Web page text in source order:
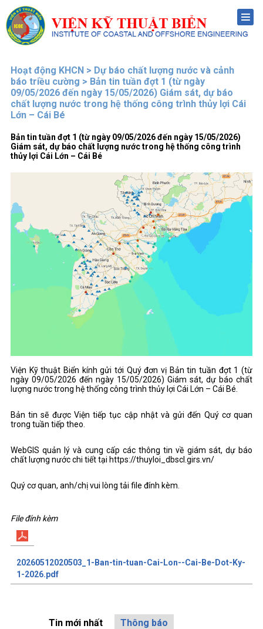
Menu
Hoạt động KHCN > Dự báo chất lượng nước và cảnh
báo triều cường > Bản tin tuần đợt 1 (từ ngày
09/05/2026 đến ngày 15/05/2026) Giám sát, dự báo
chất lượng nước trong hệ thống công trình thủy lợi Cái
Lớn – Cái Bé
Bản tin tuần đợt 1 (từ ngày 09/05/2026 đến ngày 15/05/2026)
Giám sát, dự báo chất lượng nước trong hệ thống công trình
thủy lợi Cái Lớn – Cái Bé
Viện Kỹ thuật Biển kính gửi tới Quý đơn vị Bản tin tuần đợt 1 (từ
ngày 09/05/2026 đến ngày 15/05/2026) Giám sát, dự báo chất
lượng nước trong hệ thống công trình thủy lợi Cái Lớn – Cái Bé.
Bản tin sẽ được Viện tiếp tục cập nhật và gửi đến Quý cơ quan
trong tuần tiếp theo.
WebGIS quản lý và cung cấp các thông tin về giám sát, dự báo
chất lượng nước chi tiết tại https://thuyloi_dbscl.girs.vn/
Quý cơ quan, anh/chị vui lòng tải file đính kèm.
File đính kèm
20260512020503_1-Ban-tin-tuan-Cai-Lon--Cai-Be-Dot-Ky-
1-2026.pdf
Tin mới nhất Thông báo